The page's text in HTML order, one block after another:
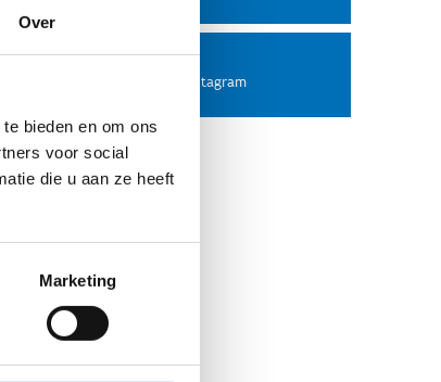
Over
bieden en om ons
voor social
die u aan ze heeft
Marketing
Instagram
Volg ons op Instagram